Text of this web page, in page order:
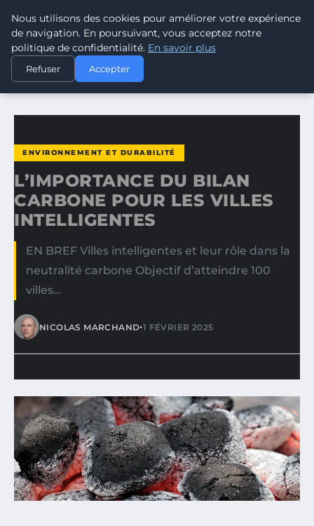
CLIMATE RESPONSE BLOG
ACCUEIL
ENVIRONNEMENT ET DURABILITÉ
L’IMPORTANCE DU BILAN CARBONE POUR LES VILLES…
ENVIRONNEMENT ET DURABILITÉ
L’IMPORTANCE DU BILAN
CARBONE POUR LES VILLES
INTELLIGENTES
EN BREF Villes intelligentes et leur rôle dans la
neutralité carbone Objectif d’atteindre 100
villes…
NICOLAS MARCHAND•1 FÉVRIER 2025
Nous utilisons des cookies pour améliorer votre expérience
de navigation. En poursuivant, vous acceptez notre
politique de confidentialité. En savoir plus
Refuser Accepter